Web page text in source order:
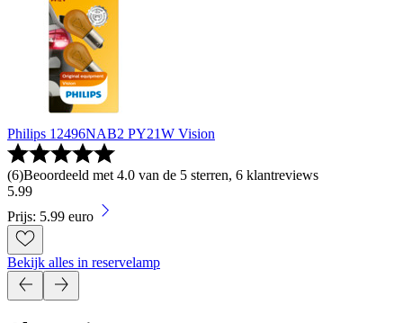
Philips 12496NAB2 PY21W Vision
(6)Beoordeeld met 4.0 van de 5 sterren, 6 klantreviews
5.99
Prijs: 5.99 euro
Bekijk alles in reservelamp